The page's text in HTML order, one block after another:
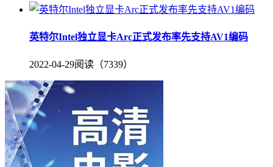
英特尔Intel独立显卡Arc正式发布率先支持AV1编码
2022-04-29阅读（7339）